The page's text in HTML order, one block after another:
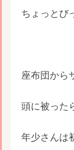
ちょっとび
座布団から
頭に被った
年少さんは